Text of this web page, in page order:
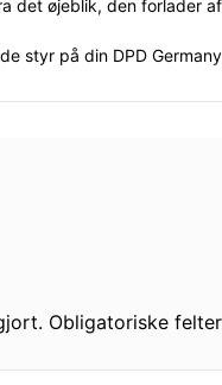
det øjeblik, den forlader
styr på din DPD
Obligatoriske